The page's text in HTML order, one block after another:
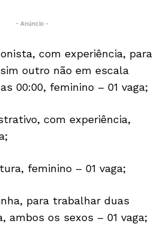
- Anúncio -
com experiência, para
outro não em escala
00:00, feminino – 01 vaga;
com experiência,
feminino – 01 vaga;
para trabalhar duas
ambos os sexos – 01 vaga;